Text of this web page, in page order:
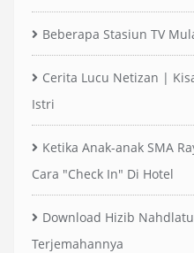
Beberapa Stasiun TV
Cerita Lucu Netizan |
Istri
Ketika Anak-anak SMA
Cara "Check In" Di Hotel
Download Hizib
Terjemahannya